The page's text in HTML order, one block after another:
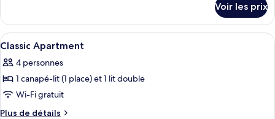
le
type
de
Appartement
Supérieur
Voir les prix
Afficher
toutes
les
photos
pour
ce
Coffres-forts dans les chambres,
5
Classic Apartment
4 personnes
1 canapé-lit (1 place) et 1 lit double
Wi-Fi gratuit
Plus de détails
Plus